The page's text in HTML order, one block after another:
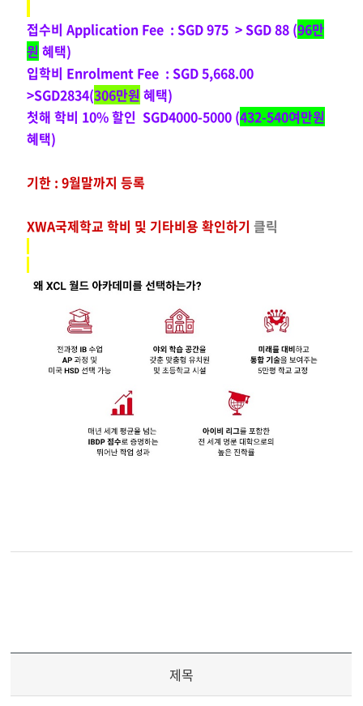
접수비 Application Fee :SGD 975 > SGD 88 (96만
원 혜택)
입학비 Enrolment Fee :SGD 5,668.00
>SGD2834(306만원 혜택)
첫해 학비 10% 할인 SGD4000-5000 (432-540여만원
혜택)
기한 : 9월말까지 등록
XWA국제학교 학비 및 기타비용 확인하기클릭
제목